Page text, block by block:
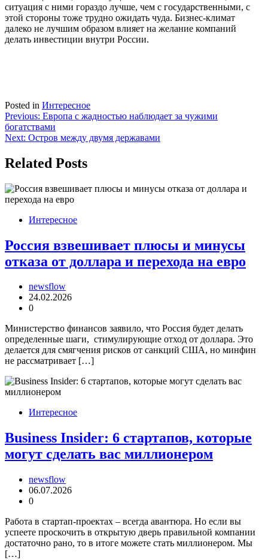
ситуация с ними гораздо лучше, чем с государственными, с
этой стороны тоже трудно ожидать чуда. Бизнес-климат
далеко не лучшим образом влияет на желание компаний
делать инвестиции внутри России.
Posted in Интересное
Навигация
по
Previous: Европа с жадностью наблюдает за чужими
богатствами
Next: Остров между двумя державами
Related Posts
Интересное
Россия взвешивает плюсы и минусы
отказа от доллара и перехода на евро
newsflow
24.02.2026
0
Министерство финансов заявило, что Россия будет делать
определенные шаги, стимулирующие отход от доллара. Это
делается для смягчения рисков от санкций США, но минфин
не рассматривает […]
Интересное
Business Insider: 6 стартапов, которые
могут сделать вас миллионером
newsflow
06.07.2026
0
Работа в стартап-проектах – всегда авантюра. Но если вы
успеете проскочить в открытую дверь правильной компании
достаточно рано, то в итоге можете стать миллионером. Мы
[…]